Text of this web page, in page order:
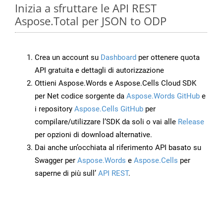
Inizia a sfruttare le API REST
Aspose.Total per JSON to ODP
Crea un account su Dashboard per ottenere quota
API gratuita e dettagli di autorizzazione
Ottieni Aspose.Words e Aspose.Cells Cloud SDK
per Net codice sorgente da Aspose.Words GitHub e
i repository Aspose.Cells GitHub per
compilare/utilizzare l’SDK da soli o vai alle Release
per opzioni di download alternative.
Dai anche un’occhiata al riferimento API basato su
Swagger per Aspose.Words e Aspose.Cells per
saperne di più sull’ API REST.